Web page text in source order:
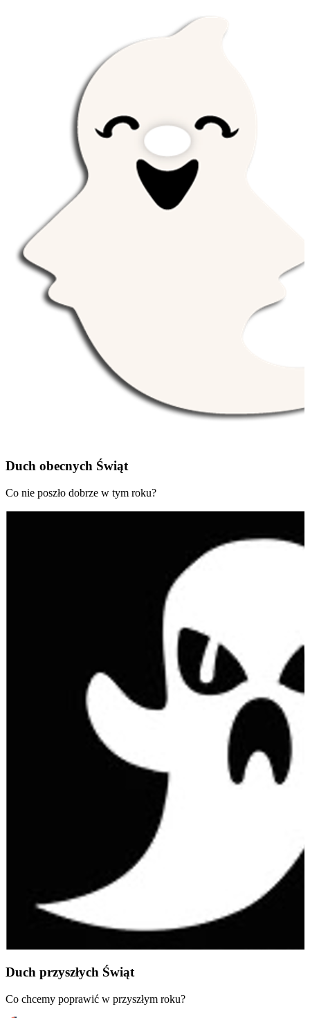
Duch obecnych Świąt
Co nie poszło dobrze w tym roku?
Duch przyszłych Świąt
Co chcemy poprawić w przyszłym roku?